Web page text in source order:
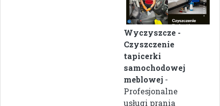
Wyczyszcze -
Czyszczenie
tapicerki
samochodowej
meblowej -
Profesjonalne
usługi prania